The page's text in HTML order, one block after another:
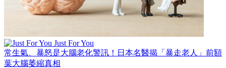
Just For You
常生氣、暴怒是大腦老化警訊！日本名醫揭「暴走老人」前額
葉大腦萎縮真相